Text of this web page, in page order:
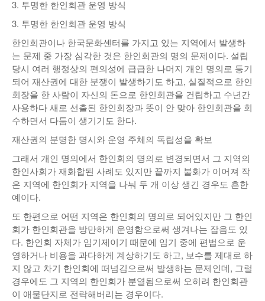
3. 투명한 한인회관 운영 방식
3. 투명한 한인회관 운영 방식
한인회관이나 한국문화센터를 가지고 있는 지역에서 발생하
는 문제 중 가장 심각한 것은 한인회관의 명의 문제이다. 설립
당시 여러 행정상의 편의성에 급급한 나머지 개인 명의로 등기
되어 재산권에 대한 분쟁이 발생하기도 하고, 실질적으로 한인
회장을 한 사람이 자신의 돈으로 한인회관을 건립하고 수년간
사용하다 새로 선출된 한인회장과 뜻이 안 맞아 한인회관을 회
수하면서 다툼이 생기기도 한다.
재산권의 분명한 명시와 운영 주체의 독립성을 확보
그래서 개인 명의에서 한인회의 명의로 변경되면서 그 지역의
한인사회가 재화합된 사례도 있지만 끝까지 불화가 이어져 작
은 지역에 한인회가 지역을 나눠 두 개 이상 생긴 경우도 흔한
예이다.
또 한편으로 어떤 지역은 한인회의 명의로 되어있지만 그 한인
회가 한인회관을 방만하게 운영함으로써 생겨나는 잡음도 있
다. 한인회 자체가 임기제이기 때문에 임기 중에 편법으로 운
영하거나 비용을 과다하게 계상하기도 하고, 보수를 제대로 하
지 않고 차기 한인회에 떠넘김으로써 발생하는 문제인데, 그럴
경우에도 그 지역의 한인회가 분열됨으로써 오히려 한인회관
이 애물단지로 전락해버리는 경우이다.